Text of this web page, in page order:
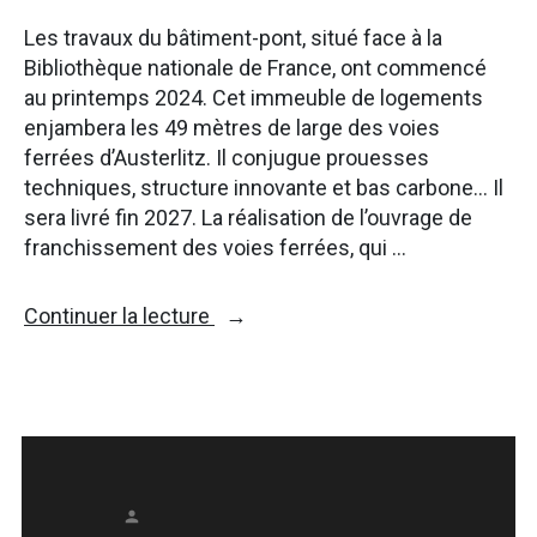
Les travaux du bâtiment-pont, situé face à la
Bibliothèque nationale de France, ont commencé
au printemps 2024. Cet immeuble de logements
enjambera les 49 mètres de large des voies
ferrées d’Austerlitz. Il conjugue prouesses
techniques, structure innovante et bas carbone… Il
sera livré fin 2027. La réalisation de l’ouvrage de
franchissement des voies ferrées, qui …
Continuer la lecture
« « Air
immeuble-